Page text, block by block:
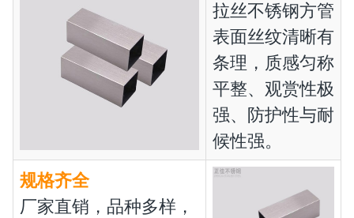
拉丝不锈钢方管
表面丝纹清晰有
条理，质感匀称
平整、观赏性极
强、防护性与耐
候性强。
规格齐全
厂家直销，品种多样，